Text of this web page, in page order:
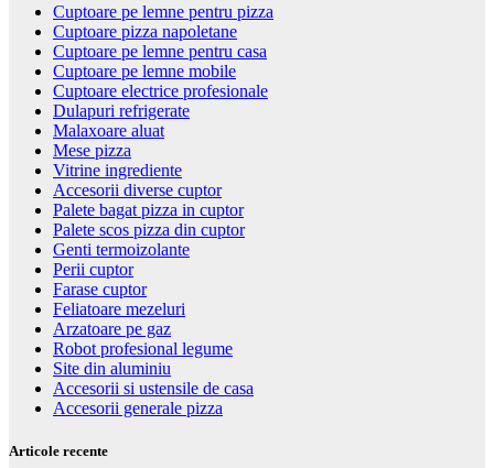
Cuptoare pe lemne pentru pizza
Cuptoare pizza napoletane
Cuptoare pe lemne pentru casa
Cuptoare pe lemne mobile
Cuptoare electrice profesionale
Dulapuri refrigerate
Malaxoare aluat
Mese pizza
Vitrine ingrediente
Accesorii diverse cuptor
Palete bagat pizza in cuptor
Palete scos pizza din cuptor
Genti termoizolante
Perii cuptor
Farase cuptor
Feliatoare mezeluri
Arzatoare pe gaz
Robot profesional legume
Site din aluminiu
Accesorii si ustensile de casa
Accesorii generale pizza
Articole recente